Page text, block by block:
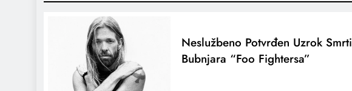
Neslužbeno Potvrđen Uzrok Smrti
Bubnjara “Foo Fightersa”